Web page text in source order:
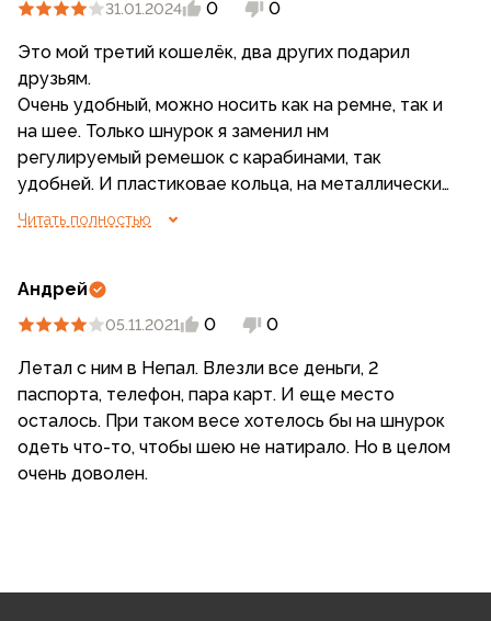
31.01.2024 0 0
Это мой третий кошелёк, два других подарил
друзьям.
Очень удобный, можно носить как на ремне, так и
на шее. Только шнурок я заменил нм
регулируемый ремешок с карабинами, так
удобней. И пластиковае кольца, на металлические.
Очень много карманов, влезают все доки и
Читать полностью
Андрей
05.11.2021 0 0
Летал с ним в Непал. Влезли все деньги, 2
паспорта, телефон, пара карт. И еще место
осталось. При таком весе хотелось бы на шнурок
одеть что-то, чтобы шею не натирало. Но в целом
очень доволен.